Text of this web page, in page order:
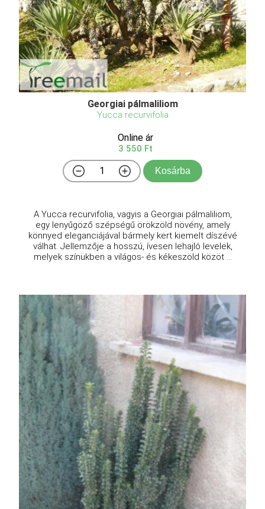
Georgiai pálmaliliom
Yucca recurvifolia
Online ár
3 550 Ft
Kosárba
A Yucca recurvifolia, vagyis a Georgiai pálmaliliom,
egy lenyűgöző szépségű örökzöld növény, amely
könnyed eleganciájával bármely kert kiemelt díszévé
válhat. Jellemzője a hosszú, ívesen lehajló levelek,
melyek színükben a világos- és kékeszöld közöt ...